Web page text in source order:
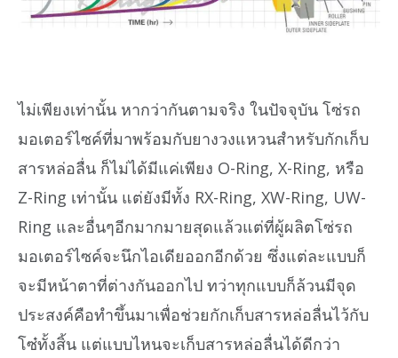
ไม่เพียงเท่านั้น หากว่ากันตามจริง ในปัจจุบัน โซ่รถ
มอเตอร์ไซค์ที่มาพร้อมกับยางวงแหวนสำหรับกักเก็บ
สารหล่อลื่น ก็ไม่ได้มีแค่เพียง O-Ring, X-Ring, หรือ
Z-Ring เท่านั้น แต่ยังมีทั้ง RX-Ring, XW-Ring, UW-
Ring และอื่นๆอีกมากมายสุดแล้วแต่ที่ผู้ผลิตโซ่รถ
มอเตอร์ไซค์จะนึกไอเดียออกอีกด้วย ซึ่งแต่ละแบบก็
จะมีหน้าตาที่ต่างกันออกไป ทว่าทุกแบบก็ล้วนมีจุด
ประสงค์คือทำขึ้นมาเพื่อช่วยกักเก็บสารหล่อลื่นไว้กับ
โซ๋ทั้งสิ้น แต่แบบไหนจะเก็บสารหล่อลื่นได้ดีกว่า